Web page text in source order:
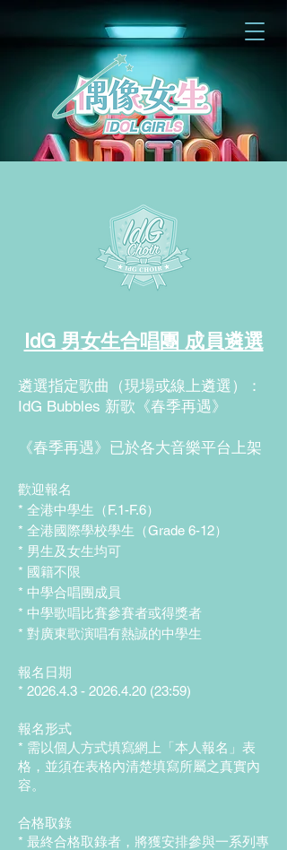
IdG 男女生合唱團 成員遴選
​遴選指定歌曲（現場或線上遴選）：
IdG Bubbles 新歌《春季再遇》
《春季再遇》已於各大音樂平台上架
歡迎報名
* 全港中學生（F.1-F.6）
* 全港國際學校學生（Grade 6-12）
* 男生及女生均可
* 國籍不限
* 中學合唱團成員
* 中學歌唱比賽參賽者或得獎者
* 對廣東歌演唱有熱誠的中學生
報名日期
* 2026.4.3 - 2026.4.20 (23:59)
報名形式
* 需以個人方式填寫網上「本人報名」表
格，並須在表格內清楚填寫所屬之真實內
容。
合格取錄
* 最終合格取錄者，將獲安排參與一系列專